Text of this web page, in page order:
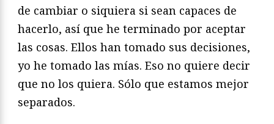
de cambiar o siquiera si sean capaces de
hacerlo, así que he terminado por aceptar
las cosas. Ellos han tomado sus decisiones,
yo he tomado las mías. Eso no quiere decir
que no los quiera. Sólo que estamos mejor
separados.